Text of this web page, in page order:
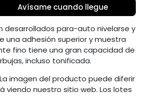
Avísame cuando llegue
desarrollados para-auto nivelarse y
adhesión superior y muestra
fino tiene una gran capacidad de
incluso tonificada.
imagen del producto puede diferir
viendo nuestro sitio web. Los lotes